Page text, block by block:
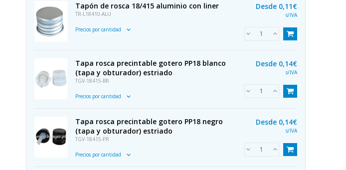
Tapón de rosca 18/415 aluminio con liner
TR-L18410-ALU
Precios por cantidad
Desde 0,11€
s/IVA
Tapa rosca precintable gotero PP18 blanco
(tapa y obturador) estriado
TGV-18415-BR
Precios por cantidad
Desde 0,14€
s/IVA
Tapa rosca precintable gotero PP18 negro
(tapa y obturador) estriado
TGV-18415-PR
Precios por cantidad
Desde 0,14€
s/IVA